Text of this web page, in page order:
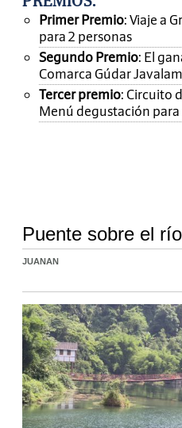
Primer Premio: Viaje a
para 2 personas
Segundo Premio: El
Comarca Gúdar
Tercer premio: Circuito
Menú degustación para
Puente sobre el río
JUANAN